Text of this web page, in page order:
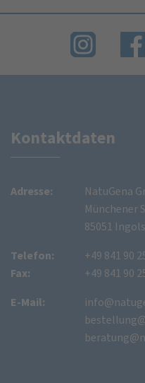
Kontaktdaten
Adresse:
NatuGena
Münchener
85051
Telefon:
Fax:
+49 841 90
+49 841 90
E-Mail: